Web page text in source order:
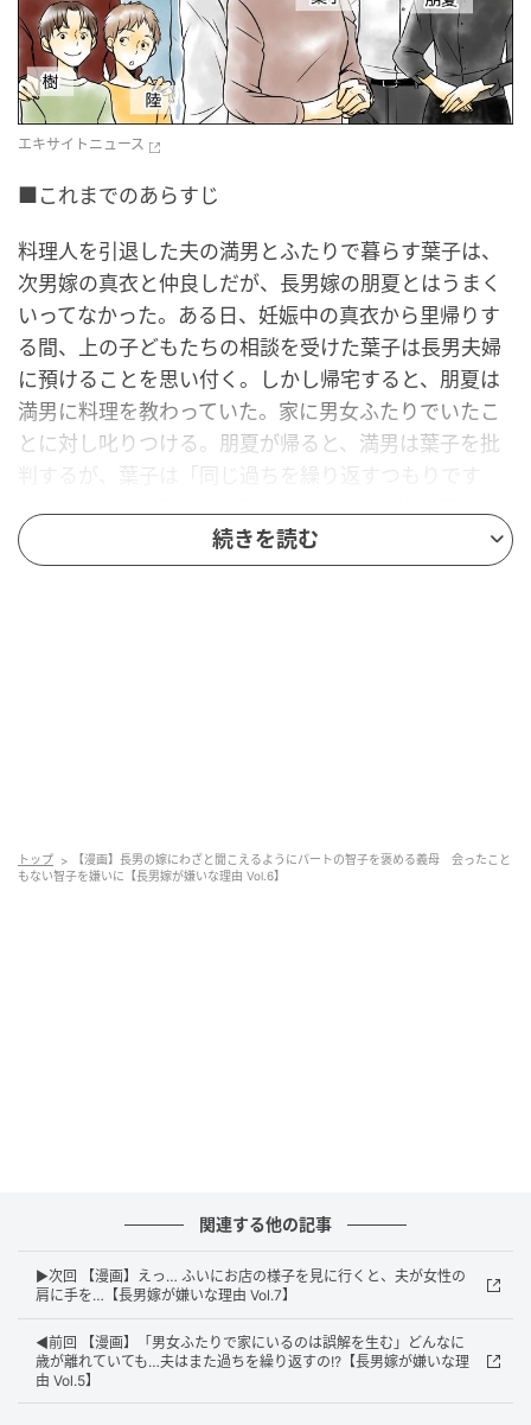
エキサイトニュース
■これまでのあらすじ
料理人を引退した夫の満男とふたりで暮らす葉子は、
次男嫁の真衣と仲良しだが、長男嫁の朋夏とはうまく
いってなかった。ある日、妊娠中の真衣から里帰りす
る間、上の子どもたちの相談を受けた葉子は長男夫婦
に預けることを思い付く。しかし帰宅すると、朋夏は
満男に料理を教わっていた。家に男女ふたりでいたこ
とに対し叱りつける。朋夏が帰ると、満男は葉子を批
判するが、葉子は「同じ過ちを繰り返すつもりです
か？」と返す。そして葉子は過去のつらい出来事を思
い出すのだった…。
エキサイトニュース
続きを読む
トップ
【漫画】長男の嫁にわざと聞こえるようにパートの智子を褒める義母 会ったこと
もない智子を嫌いに【長男嫁が嫌いな理由 Vol.6】
関連する他の記事
▶次回 【漫画】えっ… ふいにお店の様子を見に行くと、夫が女性の
肩に手を…【長男嫁が嫌いな理由 Vol.7】
◀前回 【漫画】「男女ふたりで家にいるのは誤解を生む」どんなに
歳が離れていても…夫はまた過ちを繰り返すの!?【長男嫁が嫌いな理
由 Vol.5】